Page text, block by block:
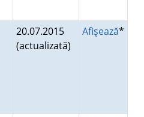
20.07.2015
(actualizată)
Afişează*